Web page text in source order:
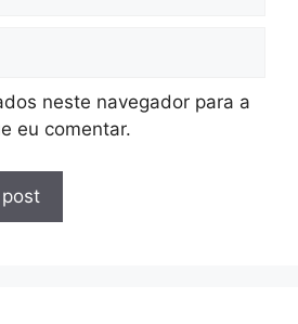
neste navegador para a
eu comentar.